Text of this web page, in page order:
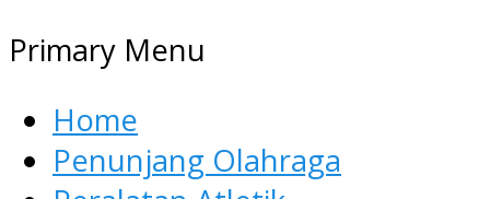
Primary Menu
Home
Penunjang Olahraga